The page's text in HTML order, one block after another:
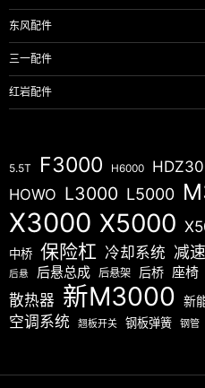
东风配件
三一配件
红岩配件
5.5T F3000 H6000
HOWO L3000 L5000
X3000 X5000
中桥 保险杠 冷却系统 减
后悬 后悬总成 后悬架 后桥 座椅
散热器 新M3000 新
空调系统 翘板开关 钢板弹簧 钢管